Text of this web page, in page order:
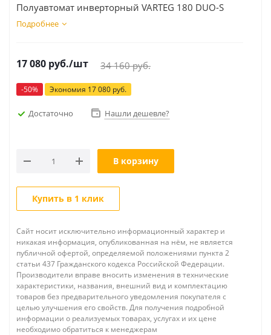
Полуавтомат инверторный VARTEG 180 DUO-S
Подробнее
17 080 руб./шт 34 160руб.
-50% Экономия 17 080 руб.
Достаточно Нашли дешевле?
В корзину
Купить в 1 клик
Сайт носит исключительно информационный характер и
никакая информация, опубликованная на нём, не является
публичной офертой, определяемой положениями пункта 2
статьи 437 Гражданского кодекса Российской Федерации.
Производители вправе вносить изменения в технические
характеристики, названия, внешний вид и комплектацию
товаров без предварительного уведомления покупателя с
целью улучшения его свойств. Для получения подробной
информации о реализуемых товарах, услугах и их цене
необходимо обратиться к менеджерам